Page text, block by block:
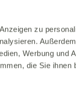
zu
Werbung und
die Sie
zul.